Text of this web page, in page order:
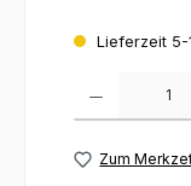
Lieferzeit 5-
Zum